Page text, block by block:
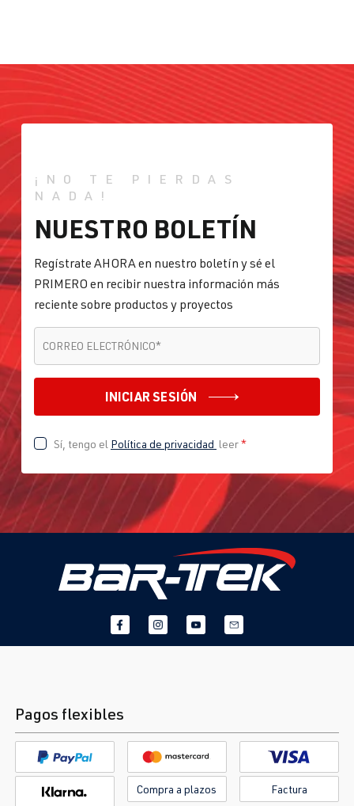
¡NO TE PIERDAS
NADA!
NUESTRO BOLETÍN
Regístrate AHORA en nuestro boletín y sé el
PRIMERO en recibir nuestra información más
reciente sobre productos y proyectos
CORREO ELECTRÓNICO*
INICIAR SESIÓN
Sí, tengo el Política de privacidad leer*
Pagos flexibles
Compra a plazos Factura